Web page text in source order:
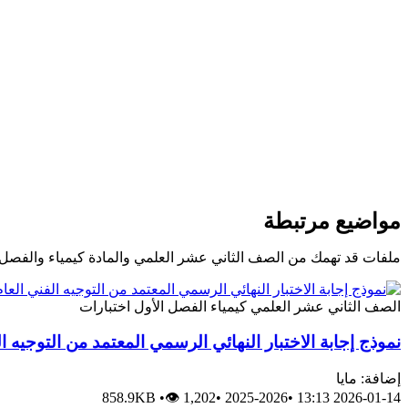
مواضيع مرتبطة
ملفات قد تهمك من الصف الثاني عشر العلمي والمادة كيمياء
الصف الثاني عشر العلمي كيمياء الفصل الأول اختبارات
نموذج إجابة الاختبار النهائي الرسمي المعتمد من التوجيه
إضافة: مايا
2026-01-14 13:13
•
2025-2026
•
858.9KB •👁 1,202